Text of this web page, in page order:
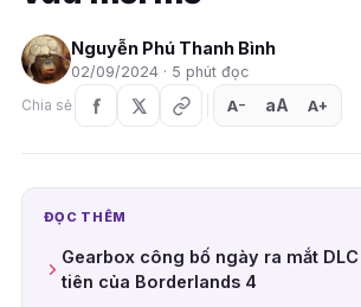
Nguyễn Phú Thanh Bình
02/09/2024 · 5 phút đọc
Chia sẻ
A− aA A+
ĐỌC THÊM
Gearbox công bố ngày ra mắt
tiên của Borderlands 4